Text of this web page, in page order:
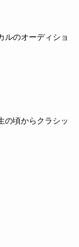
ルのオーディショ
の頃からクラシッ